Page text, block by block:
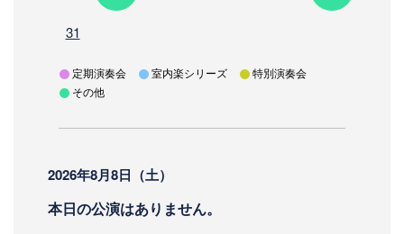
31
定期演奏会 室内楽シリーズ
特別演奏会
その他